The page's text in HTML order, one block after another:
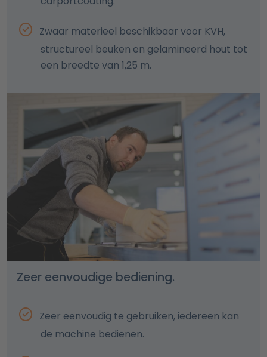
Zwaar materieel beschikbaar voor KVH,
structureel beuken en gelamineerd hout tot
een breedte van 1,25 m.
Zeer eenvoudige bediening.
Zeer eenvoudig te gebruiken, iedereen kan
de machine bedienen.